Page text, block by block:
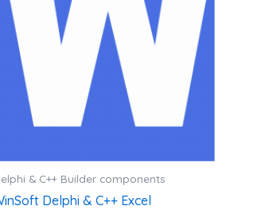
& C++ Builder components
Delphi & C++ Excel
Pilihan
dapat
diambil
di
halaman